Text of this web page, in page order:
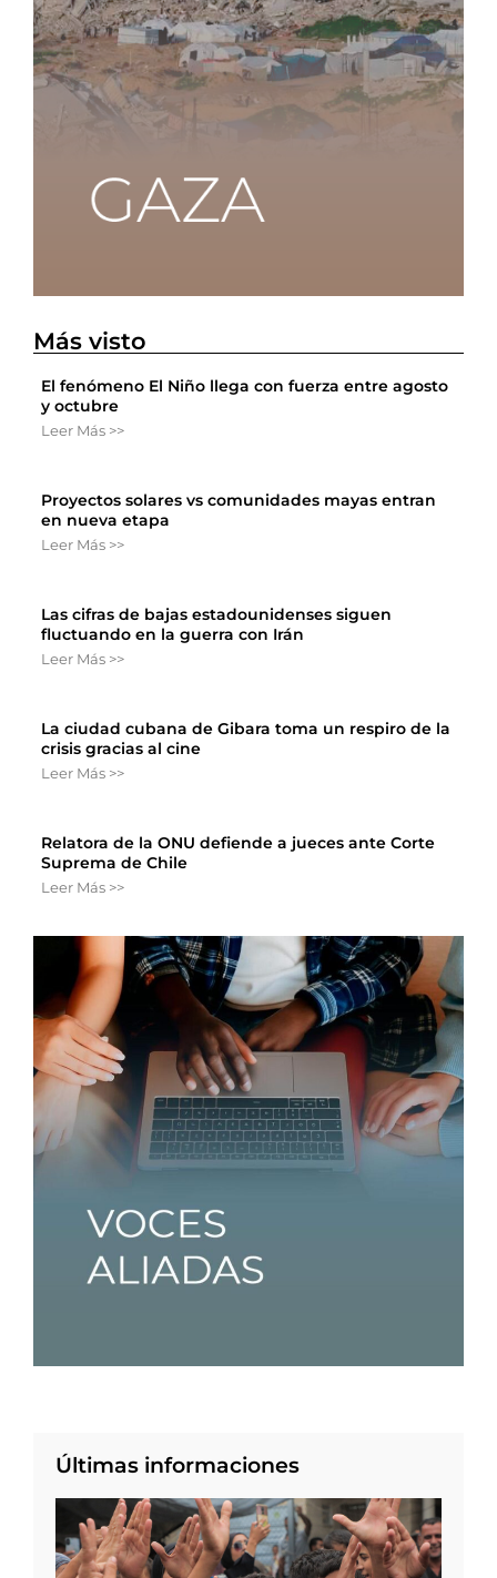
Más visto
El fenómeno El Niño llega con fuerza entre agosto
y octubre
Leer Más >>
Proyectos solares vs comunidades mayas entran
en nueva etapa
Leer Más >>
Las cifras de bajas estadounidenses siguen
fluctuando en la guerra con Irán
Leer Más >>
La ciudad cubana de Gibara toma un respiro de la
crisis gracias al cine
Leer Más >>
Relatora de la ONU defiende a jueces ante Corte
Suprema de Chile
Leer Más >>
Últimas informaciones